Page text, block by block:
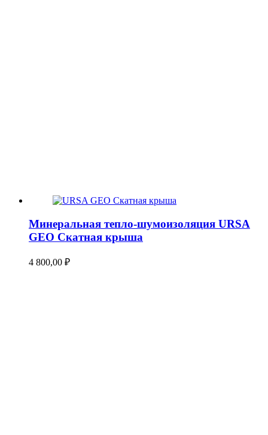
Минеральная тепло-шумоизоляция URSA
GEO Скатная крыша
4 800,00 ₽